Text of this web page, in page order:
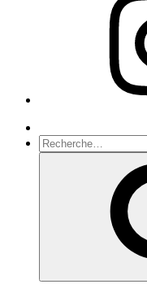
Recherche
pour